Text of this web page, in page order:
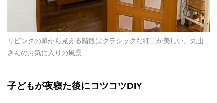
リビングの扉から見える階段はクラシックな細工が美しい。丸山
さんのお気に入りの風景
子どもが夜寝た後にコツコツDIY